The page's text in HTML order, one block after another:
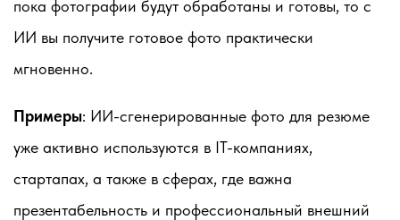
пока фотографии будут обработаны и готовы, то с
ИИ вы получите готовое фото практически
мгновенно.
Примеры: ИИ-сгенерированные фото для резюме
уже активно используются в IT-компаниях,
стартапах, а также в сферах, где важна
презентабельность и профессиональный внешний